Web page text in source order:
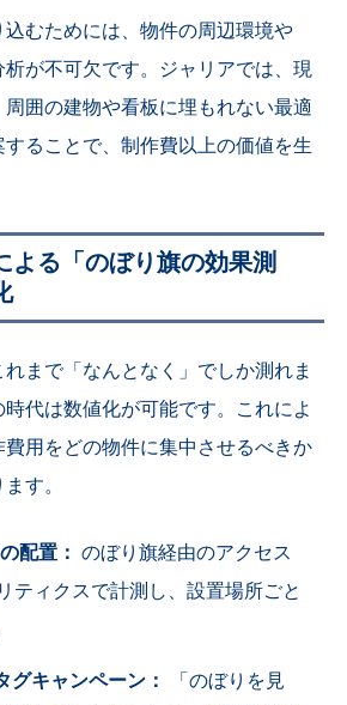
むためには、物件の周辺環境や
が不可欠です。ジャリアでは、現
囲の建物や看板に埋もれない最適
ることで、制作費以上の価値を生
よる「のぼり旗の効果測
まで「なんとなく」でしか測れま
代は数値化が可能です。これによ
用をどの物件に集中させるべきか
す。
配置： のぼり旗経由のアクセス
ティクスで計測し、設置場所ごと
グキャンペーン：
「のぼりを見